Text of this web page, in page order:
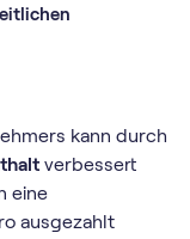
kann durch
verbessert
eine
ausgezahlt